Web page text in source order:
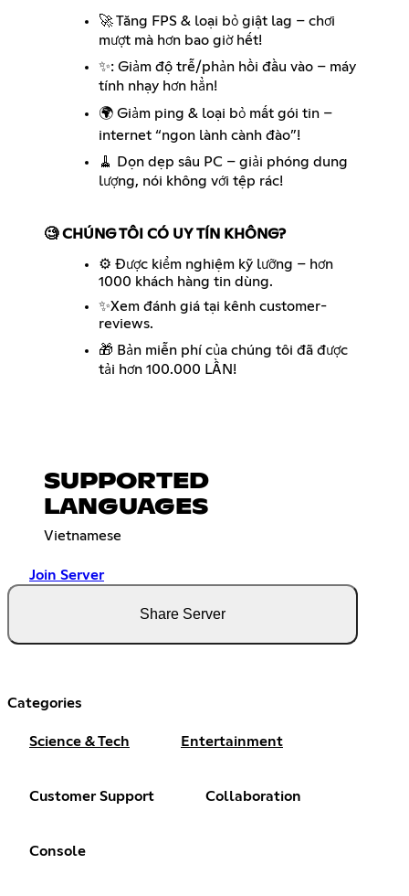
🚀 Tăng FPS & loại bỏ giật lag – chơi
mượt mà hơn bao giờ hết!
✨: Giảm độ trễ/phản hồi đầu vào – máy
tính nhạy hơn hẳn!
🌍 Giảm ping & loại bỏ mất gói tin –
internet “ngon lành cành đào”!
🧹 Dọn dẹp sâu PC – giải phóng dung
lượng, nói không với tệp rác!
🧐 CHÚNG TÔI CÓ UY TÍN KHÔNG?
⚙️ Được kiểm nghiệm kỹ lưỡng – hơn
1000 khách hàng tin dùng.
✨Xem đánh giá tại kênh customer-
reviews.
🎁 Bản miễn phí của chúng tôi đã được
tải hơn 100.000 LẦN!
SUPPORTED
LANGUAGES
Vietnamese
Join Server
Share Server
Categories
Science & Tech Entertainment
Customer Support Collaboration
Console